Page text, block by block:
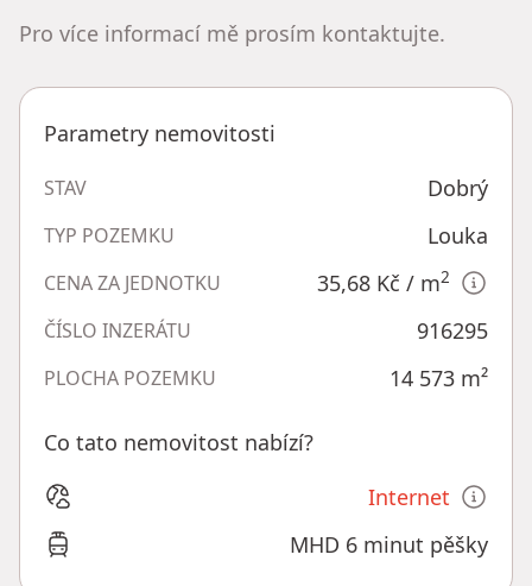
Pro více informací mě prosím kontaktujte.
Parametry nemovitosti
STAV Dobrý
TYP POZEMKU Louka
CENA ZA JEDNOTKU 35,68 Kč / m2
ČÍSLO INZERÁTU 916295
PLOCHA POZEMKU 14 573 m²
Co tato nemovitost nabízí?
Internet
MHD 6 minut pěšky